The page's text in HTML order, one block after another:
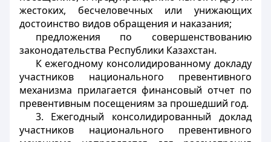
жестоких, бесчеловечных или унижающих
достоинство видов обращения и наказания;
предложения по совершенствованию
законодательства Республики Казахстан.
К ежегодному консолидированному докладу
участников национального превентивного
механизма прилагается финансовый отчет по
превентивным посещениям за прошедший год.
3. Ежегодный консолидированный доклад
участников национального превентивного